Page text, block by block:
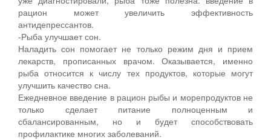
рацион может увеличить эффективность
антидепрессантов.
-Рыба улучшает сон.
Наладить сон помогает не только режим дня и прием
лекарств, прописанных врачом. Оказывается, именно
рыба относится к числу тех продуктов, которые могут
улучшить качество сна.
Ежедневное введение в рацион рыбы и морепродуктов не
только сделает питание полноценным и
сбалансированным, но и будет способствовать
профилактике многих заболеваний.